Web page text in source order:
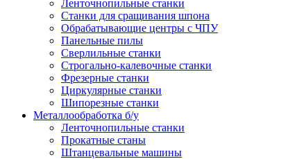
Ленточнопильные станки
Станки для сращивания шпона
Обрабатывающие центры с ЧПУ
Панельные пилы
Сверлильные станки
Строгально-калевочные станки
Фрезерные станки
Циркулярные станки
Шипорезные станки
Металлообработка б/у
Ленточнопильные станки
Прокатные станы
Штанцевальные машины